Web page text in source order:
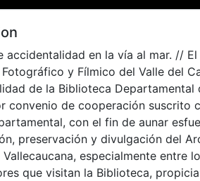
accidentalidad en la vía al mar. //
y Fílmico del Valle del
de la Biblioteca Departamental
convenio de cooperación suscrito
con el fin de aunar
preservación y divulgación del
especialmente entre
que visitan la Biblioteca,